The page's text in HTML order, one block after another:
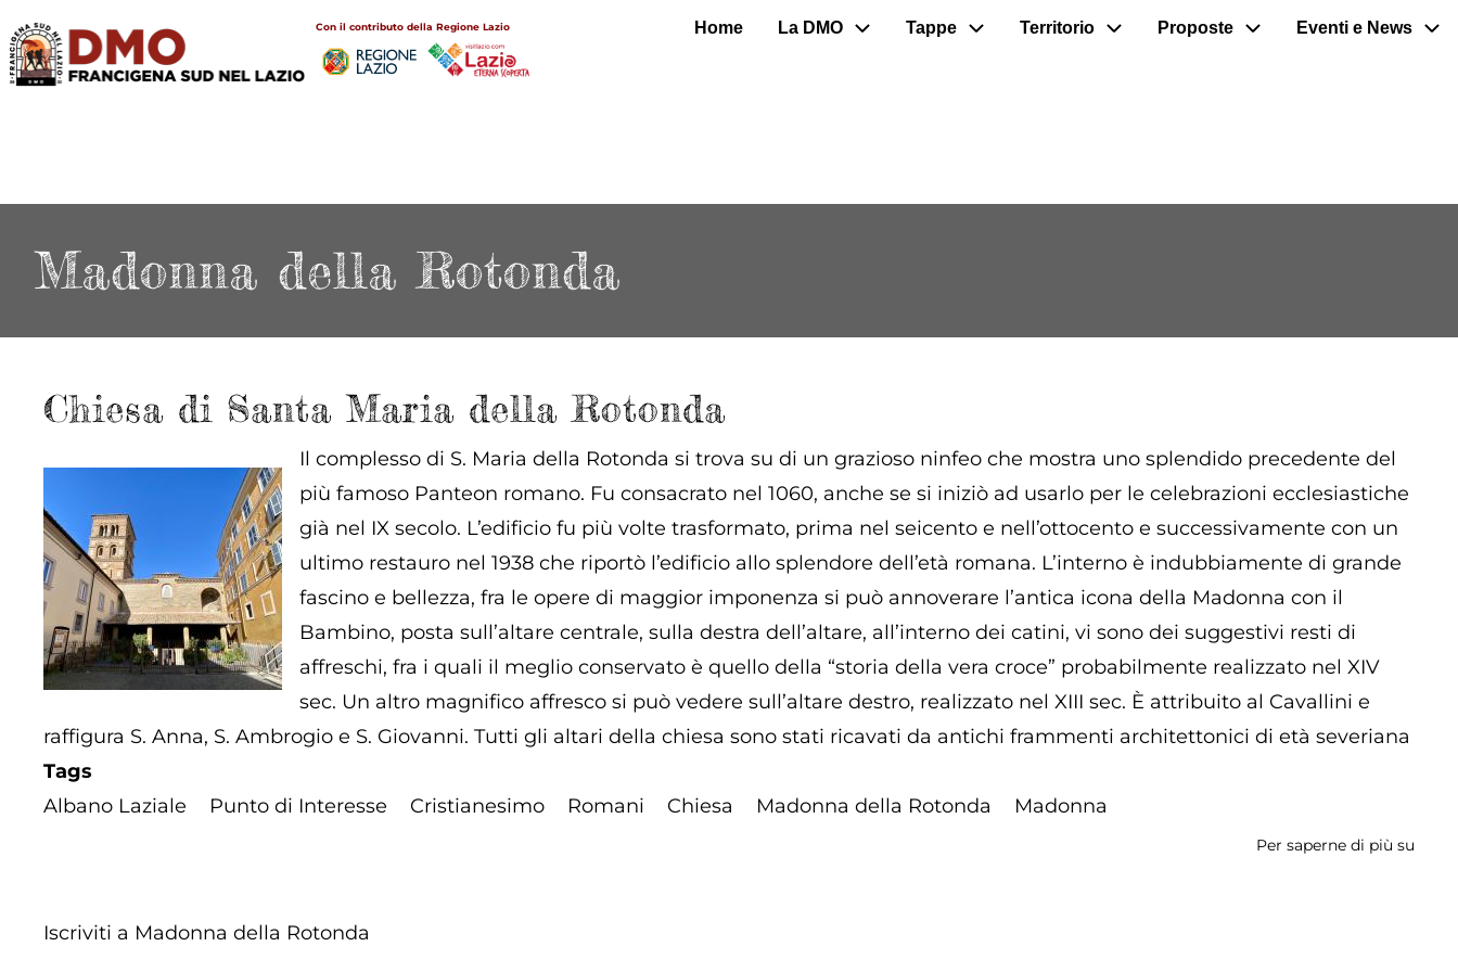
Salta
al
contenuto
Con il contributo della Regione Lazio
Main
navigation
Home La DMO Tappe Territorio Proposte Eventi e News
Madonna della Rotonda
Chiesa di Santa Maria della Rotonda
Il complesso di S. Maria della Rotonda si trova su di un grazioso ninfeo che mostra uno splendido precedente del
più famoso Panteon romano. Fu consacrato nel 1060, anche se si iniziò ad usarlo per le celebrazioni ecclesiastiche
già nel IX secolo. L’edificio fu più volte trasformato, prima nel seicento e nell’ottocento e successivamente con un
ultimo restauro nel 1938 che riportò l’edificio allo splendore dell’età romana. L’interno è indubbiamente di grande
fascino e bellezza, fra le opere di maggior imponenza si può annoverare l’antica icona della Madonna con il
Bambino, posta sull’altare centrale, sulla destra dell’altare, all’interno dei catini, vi sono dei suggestivi resti di
affreschi, fra i quali il meglio conservato è quello della “storia della vera croce” probabilmente realizzato nel XIV
sec. Un altro magnifico affresco si può vedere sull’altare destro, realizzato nel XIII sec. È attribuito al Cavallini e
raffigura S. Anna, S. Ambrogio e S. Giovanni. Tutti gli altari della chiesa sono stati ricavati da antichi frammenti architettonici di età severiana
Tags
Albano Laziale
Punto di Interesse Cristianesimo Romani Chiesa Madonna della Rotonda Madonna
Per saperne di più su
Iscriviti a Madonna della Rotonda